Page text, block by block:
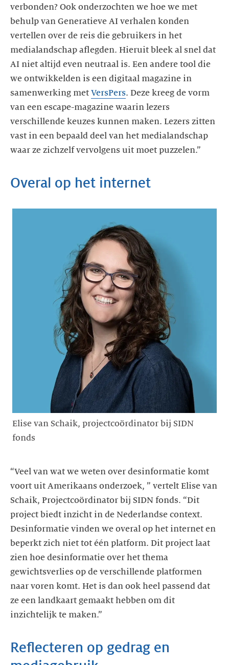
verbonden? Ook onderzochten we hoe we met
behulp van Generatieve AI verhalen konden
vertellen over de reis die gebruikers in het
medialandschap aflegden. Hieruit bleek al snel dat
AI niet altijd even neutraal is. Een andere tool die
we ontwikkelden is een digitaal magazine in
samenwerking met VersPers. Deze kreeg de vorm
van een escape-magazine waarin lezers
verschillende keuzes kunnen maken. Lezers zitten
vast in een bepaald deel van het medialandschap
waar ze zichzelf vervolgens uit moet puzzelen.”
Overal op het internet
Elise van Schaik, projectcoördinator bij SIDN
fonds
“Veel van wat we weten over desinformatie komt
voort uit Amerikaans onderzoek, ” vertelt Elise van
Schaik, Projectcoördinator bij SIDN fonds. “Dit
project biedt inzicht in de Nederlandse context.
Desinformatie vinden we overal op het internet en
beperkt zich niet tot één platform. Dit project laat
zien hoe desinformatie over het thema
gewichtsverlies op de verschillende platformen
naar voren komt. Het is dan ook heel passend dat
ze een landkaart gemaakt hebben om dit
inzichtelijk te maken.”
Reflecteren op gedrag en